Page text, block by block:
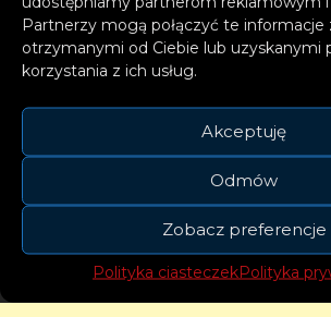
Partnerzy mogą połączyć te
otrzymanymi od Ciebie lub uzyskanymi
korzystania z ich usług.
Akceptuję
Odmów
Zobacz preferencje
Polityka ciasteczekPolityka
Znajdziemy na nim świetnie
przez Basie 5 piosenek, a w
towarzyszą jej muzycy:
Kowalewski, perkusja Krzysztof
gitara Andrzej Gondek. Słowa:
Bazaczek, Jan Nowicki, Józef
Partyk.